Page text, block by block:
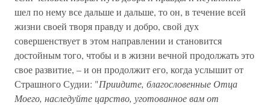
шел по нему все дальше и дальше, то он, в течение всей
жизни своей творя правду и добро, свой дух
совершенствует в этом направлении и становится
достойным того, чтобы и в жизни вечной продолжать это
свое развитие, – и он продолжит его, когда услышит от
Страшного Судии: "Приидите, благословенные Отца
Моего, наследуйте царство, уготованное вам от